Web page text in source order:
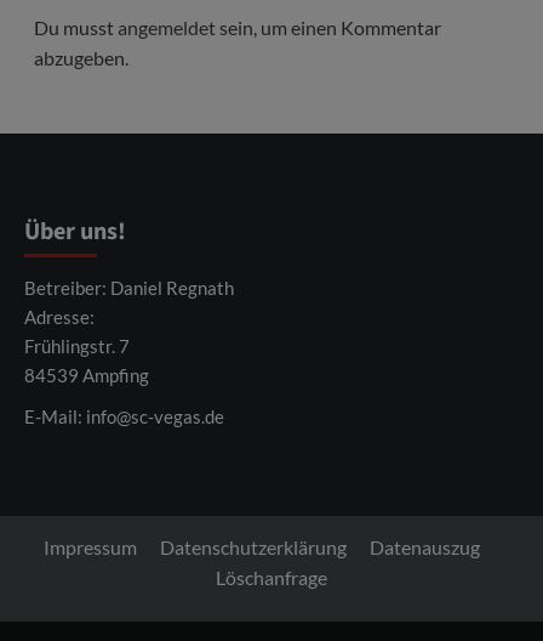
Du musst angemeldetsein, um einen Kommentar
abzugeben.
Über uns!
Betreiber: Daniel Regnath
Adresse:
Frühlingstr. 7
84539 Ampfing
E-Mail: info@sc-vegas.de
Impressum Datenschutzerklärung
Datenauszug
Löschanfrage